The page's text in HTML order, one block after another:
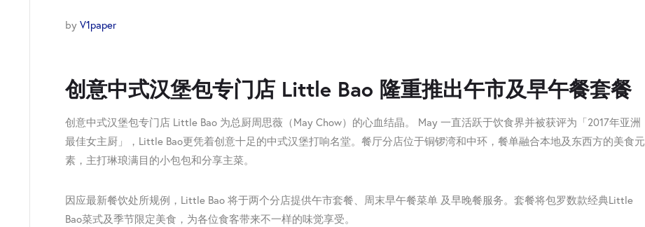
by V1paper
创意中式汉堡包专门店 Little Bao 隆重推出午市及早午餐套餐
创意中式汉堡包专门店 Little Bao 为总厨周思薇（May Chow）的心血结晶。 May 一直活跃于饮食界并被获评为「2017年亚洲
最佳女主厨」，Little Bao更凭着创意十足的中式汉堡打响名堂。餐厅分店位于铜锣湾和中环，餐单融合本地及东⻄方的美食元
素，主打琳琅满目的小包包和分享主菜。
因应最新餐饮处所规例，Little Bao 将于两个分店提供午市套餐、周末早午餐菜单 及早晚餐服务。套餐将包罗数款经典Little
Bao菜式及季节限定美食，为各位食客带来不一样的味觉享受。